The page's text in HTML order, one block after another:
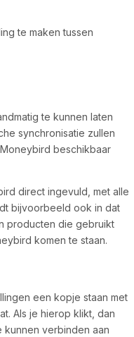
te maken tussen
te kunnen laten
synchronisatie zullen
beschikbaar
direct ingevuld, met alle
bijvoorbeeld ook in dat
producten die gebruikt
komen te staan.
een kopje staan met
Als je hierop klikt, dan
kunnen verbinden aan